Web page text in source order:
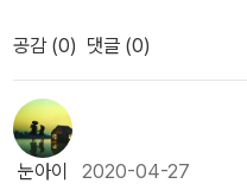
어연극에서 주인공이 되겠다고
데 동기는 자신이 말한 공약을
합니다. 여기서 점점 동기가 달
회장이 되고 공약을 실천하기
들은 웃음거리로 변해있었다.
다. “권력이 있으면 무조건 좋
답게 돈보다는 아이돌이다. 전
학교 행사에 섭외하겠다는 것
줄이야. 전교회장이 될 기미도
공감 (0) 댓글 (0)
눈아이 2020-04-27